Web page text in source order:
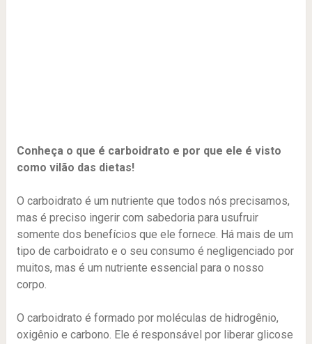
Conheça o que é carboidrato e por que ele é visto
como vilão das dietas!
O carboidrato é um nutriente que todos nós precisamos,
mas é preciso ingerir com sabedoria para usufruir
somente dos benefícios que ele fornece. Há mais de um
tipo de carboidrato e o seu consumo é negligenciado por
muitos, mas é um nutriente essencial para o nosso
corpo.
O carboidrato é formado por moléculas de hidrogênio,
oxigênio e carbono. Ele é responsável por liberar glicose